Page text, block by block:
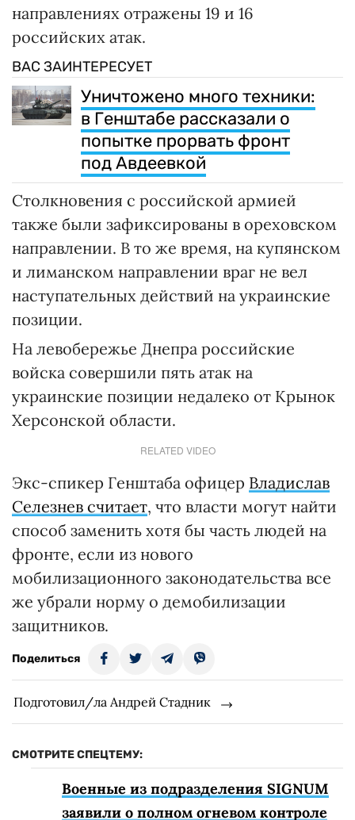
направлениях отражены 19 и 16
российских атак.
ВАС ЗАИНТЕРЕСУЕТ
Уничтожено много техники:
в Генштабе рассказали о
попытке прорвать фронт
под Авдеевкой
Столкновения с российской армией
также были зафиксированы в ореховском
направлении. В то же время, на купянском
и лиманском направлении враг не вел
наступательных действий на украинские
позиции.
На левобережье Днепра российские
войска совершили пять атак на
украинские позиции недалеко от Крынок
Херсонской области.
RELATED VIDEO
Экс-спикер Генштаба офицер Владислав
Селезнев считает, что власти могут найти
способ заменить хотя бы часть людей на
фронте, если из нового
мобилизационного законодательства все
же убрали норму о демобилизации
защитников.
Поделиться
Подготовил/ла Андрей Стадник
СМОТРИТЕ СПЕЦТЕМУ:
Военные из подразделения SIGNUM
заявили о полном огневом контроле